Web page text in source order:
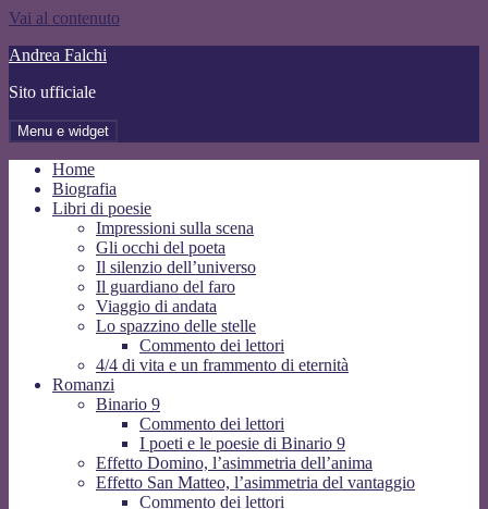
Vai al contenuto
Andrea Falchi
Sito ufficiale
Menu e widget
Home
Biografia
Libri di poesie
Impressioni sulla scena
Gli occhi del poeta
Il silenzio dell’universo
Il guardiano del faro
Viaggio di andata
Lo spazzino delle stelle
Commento dei lettori
4/4 di vita e un frammento di eternità
Romanzi
Binario 9
Commento dei lettori
I poeti e le poesie di Binario 9
Effetto Domino, l’asimmetria dell’anima
Effetto San Matteo, l’asimmetria del vantaggio
Commento dei lettori